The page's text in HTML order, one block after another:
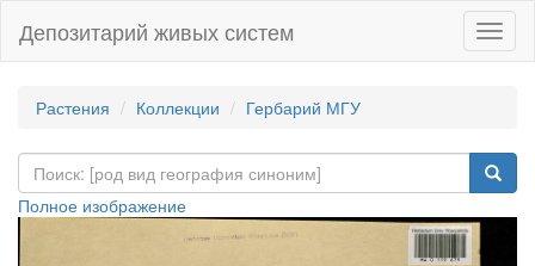
Депозитарий живых систем
Растения Коллекции Гербарий МГУ
Полное изображение